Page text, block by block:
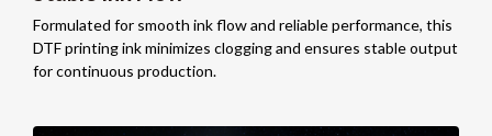
Formulated for smooth ink flow and reliable performance, this
DTF printing ink minimizes clogging and ensures stable output
for continuous production.